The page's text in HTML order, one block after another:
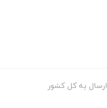
ارسال به کل کشور